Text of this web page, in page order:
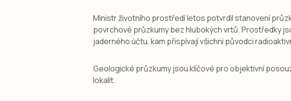
Ministr životního prostředí letos potvrdil stanovení
povrchové průzkumy bez hlubokých vrtů. Prostředky
jaderného účtu, kam přispívají všichni původci
Geologické průzkumy jsou klíčové pro objektivní
lokalit.